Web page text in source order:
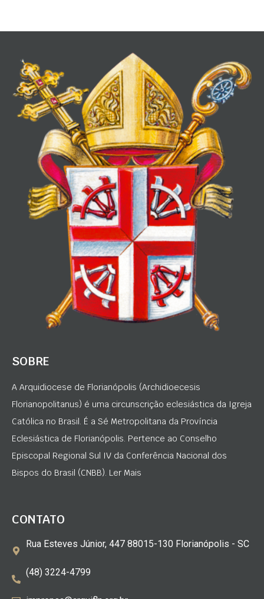
SOBRE
A Arquidiocese de Florianópolis (Archidioecesis
Florianopolitanus) é uma circunscrição eclesiástica da Igreja
Católica no Brasil. É a Sé Metropolitana da Província
Eclesiástica de Florianópolis. Pertence ao Conselho
Episcopal Regional Sul IV da Conferência Nacional dos
Bispos do Brasil (CNBB). Ler Mais
CONTATO
Rua Esteves Júnior, 447 88015-130 Florianópolis - SC
(48) 3224-4799